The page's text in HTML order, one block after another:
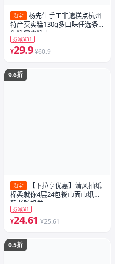
淘宝
杨先生手工非遗糕点杭州
特产芡实糕130g多口味任选条
头糕零食糕点
券减¥31
¥29.9 ¥60.9
9.6折
淘宝
【下拉享优惠】清风抽纸
棉柔就你4层24包餐巾面巾纸巾
新老随机发
券减¥1
¥24.61 ¥25.61
0.5折